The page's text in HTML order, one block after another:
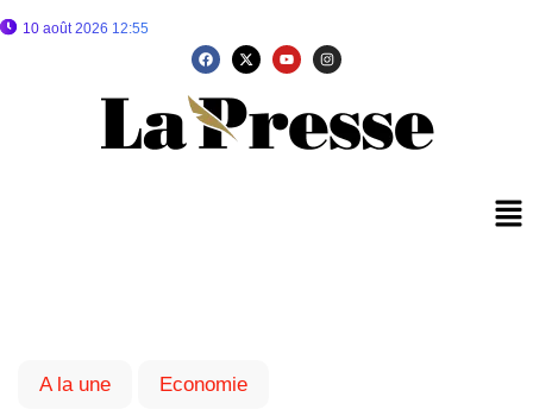
10 août 2026 12:55
A la une Economie